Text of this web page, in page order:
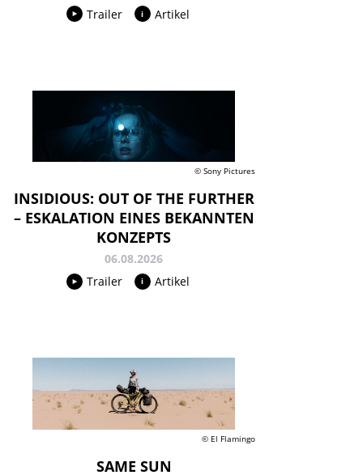
Trailer
Artikel
© Sony Pictures
INSIDIOUS: OUT OF THE FURTHER
– ESKALATION EINES BEKANNTEN
KONZEPTS
06.08.2026
Trailer
Artikel
© El Flamingo
SAME SUN